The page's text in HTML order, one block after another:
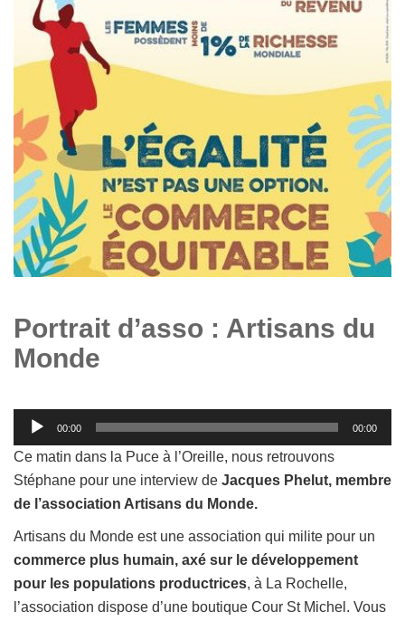
Portrait d’asso : Artisans du
Monde
Lecteur
audio
00:00 00:00
Ce matin dans la Puce à l’Oreille, nous retrouvons
Stéphane pour une interview de Jacques Phelut, membre
de l’association Artisans du Monde.
Artisans du Monde est une association qui milite pour un
commerce plus humain, axé sur le développement
pour les populations productrices, à La Rochelle,
l’association dispose d’une boutique Cour St Michel. Vous